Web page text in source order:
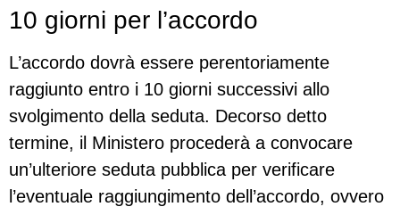
10 giorni per l’accordo
L’accordo dovrà essere perentoriamente
raggiunto entro i 10 giorni successivi allo
svolgimento della seduta. Decorso detto
termine, il Ministero procederà a convocare
un’ulteriore seduta pubblica per verificare
l’eventuale raggiungimento dell’accordo, ovvero